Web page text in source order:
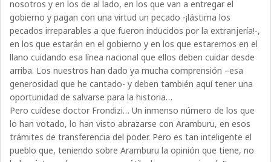
nosotros y en los de al lado, en los que van a entregar el
gobierno y pagan con una virtud un pecado -¡lástima los
pecados irreparables a que fueron inducidos por la extranjería!-,
en los que estarán en el gobierno y en los que estaremos en el
llano cuidando esa línea nacional que ellos deben cuidar desde
arriba. Los nuestros han dado ya mucha comprensión –esa
generosidad que he cantado- y deben también aquí tener una
oportunidad de salvarse para la historia…
Pero cuídese doctor Frondizi… Un inmenso número de los que
lo han votado, lo han visto abrazarse con Aramburu, en esos
trámites de transferencia del poder. Pero es tan inteligente el
pueblo que, teniendo sobre Aramburu la opinión que tiene, no